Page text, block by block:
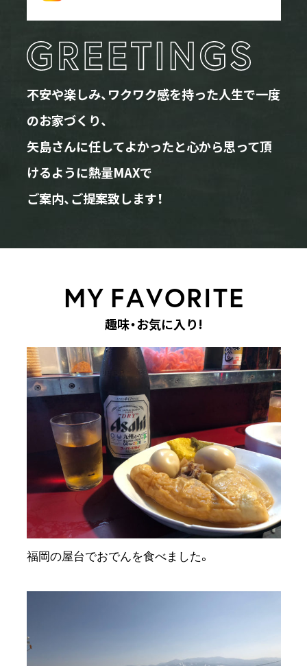
不安や楽しみ、ワクワク感を持った人生で一度
のお家づくり、
矢島さんに任してよかったと心から思って頂
けるように熱量MAXで
ご案内、ご提案致します！
MY FAVORITE
趣味・お気に入り!
福岡の屋台でおでんを食べました。